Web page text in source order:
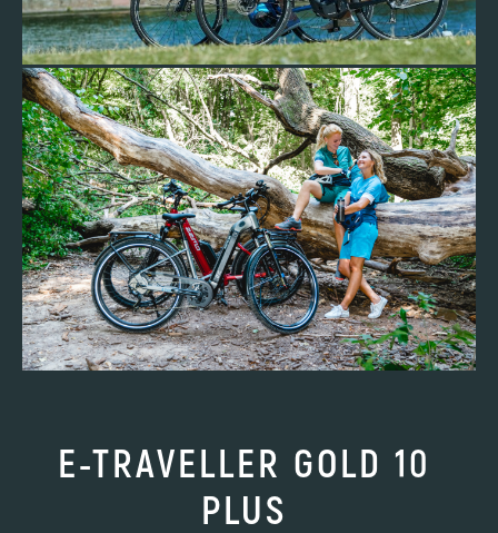
E-TRAVELLER GOLD 10
PLUS